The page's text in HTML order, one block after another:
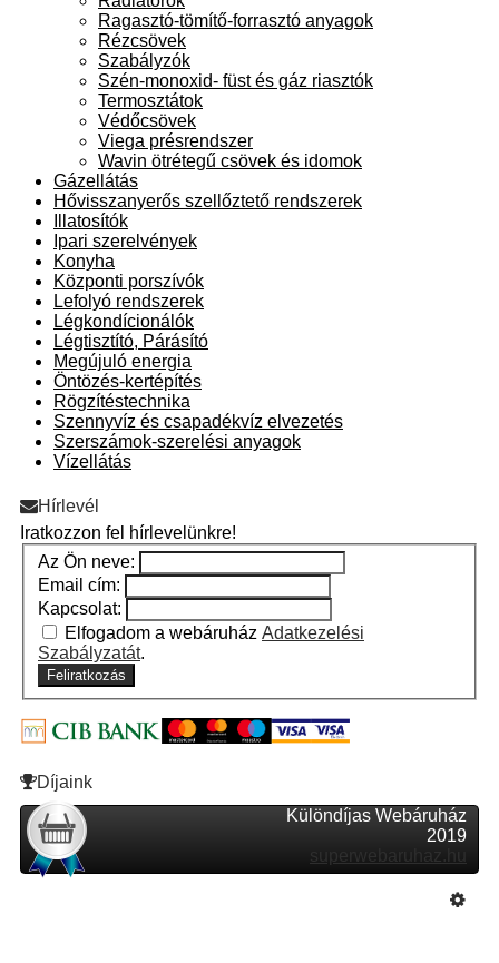
Ragasztó-tömítő-forrasztó anyagok
Rézcsövek
Szabályzók
Szén-monoxid- füst és gáz riasztók
Termosztátok
Védőcsövek
Viega présrendszer
Wavin ötrétegű csövek és idomok
Gázellátás
Hővisszanyerős szellőztető rendszerek
Illatosítók
Ipari szerelvények
Konyha
Központi porszívók
Lefolyó rendszerek
Légkondícionálók
Légtisztító, Párásító
Megújuló energia
Öntözés-kertépítés
Rögzítéstechnika
Szennyvíz és csapadékvíz elvezetés
Szerszámok-szerelési anyagok
Vízellátás
Hírlevél
Iratkozzon fel hírlevelünkre!
Az Ön neve:
Email cím:
Kapcsolat:
Elfogadom a webáruház Adatkezelési
Szabályzatát.
Feliratkozás
Díjaink
Különdíjas Webáruház
2019